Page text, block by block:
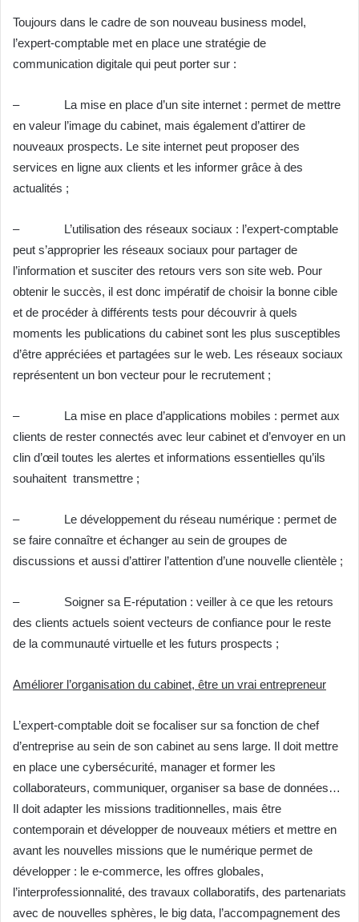
Toujours dans le cadre de son nouveau business model,
l’expert-comptable met en place une stratégie de
communication digitale qui peut porter sur :
– La mise en place d’un site internet : permet de mettre
en valeur l’image du cabinet, mais également d’attirer de
nouveaux prospects. Le site internet peut proposer des
services en ligne aux clients et les informer grâce à des
actualités ;
– L’utilisation des réseaux sociaux : l’expert-comptable
peut s’approprier les réseaux sociaux pour partager de
l’information et susciter des retours vers son site web. Pour
obtenir le succès, il est donc impératif de choisir la bonne cible
et de procéder à différents tests pour découvrir à quels
moments les publications du cabinet sont les plus susceptibles
d’être appréciées et partagées sur le web. Les réseaux sociaux
représentent un bon vecteur pour le recrutement ;
– La mise en place d’applications mobiles : permet aux
clients de rester connectés avec leur cabinet et d’envoyer en un
clin d’œil toutes les alertes et informations essentielles qu’ils
souhaitent transmettre ;
– Le développement du réseau numérique : permet de
se faire connaître et échanger au sein de groupes de
discussions et aussi d’attirer l’attention d’une nouvelle clientèle ;
– Soigner sa E-réputation : veiller à ce que les retours
des clients actuels soient vecteurs de confiance pour le reste
de la communauté virtuelle et les futurs prospects ;
Améliorer l’organisation du cabinet, être un vrai entrepreneur
L’expert-comptable doit se focaliser sur sa fonction de chef
d’entreprise au sein de son cabinet au sens large. Il doit mettre
en place une cybersécurité, manager et former les
collaborateurs, communiquer, organiser sa base de données…
Il doit adapter les missions traditionnelles, mais être
contemporain et développer de nouveaux métiers et mettre en
avant les nouvelles missions que le numérique permet de
développer : le e-commerce, les offres globales,
l’interprofessionnalité, des travaux collaboratifs, des partenariats
avec de nouvelles sphères, le big data, l’accompagnement des